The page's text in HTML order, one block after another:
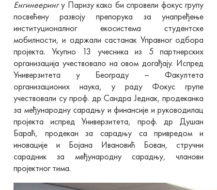
Енгинеерингу Паризу како би спровели фокус групу
посвећену развоју препорука за унапређење
институционалног екосистема студентске
мобилности, и одржали састанак Управног одбора
пројекта. Укупно 13 учесника из 5 партнерских
организација учествовало на овом догађају. Испред
Универзитета у Београду – Факултета
организационих наука, у раду Фокус групе
учествовали су проф. др Сандра Једнак, продеканка
за међународну сарадњу и финансије и руководилац
пројекта испред Универзитета, проф. др Душан
Бараћ, продекан за сарадњу са привредом и
иновације и Бојана Ивановић Бован, стручни
сарадник за међународну сарадњу, чланови
пројектног тима.